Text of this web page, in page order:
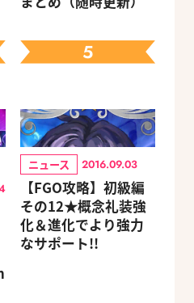
5
ニュース 2016.09.03
【FGO攻略】初級編
その12★概念礼装強
化＆進化でより強力
なサポート!!